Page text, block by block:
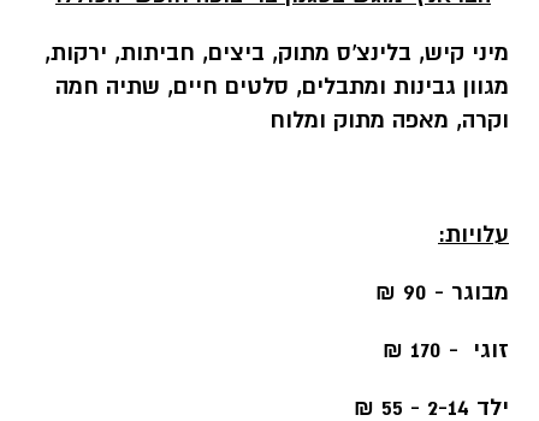
מיני קיש, בלינצ'ס מתוק, ביצים, חביתות, ירקות,
מגוון גבינות ומתבלים, סלטים חיים, שתיה חמה
וקרה, מאפה מתוק ומלוח
עלויות:
מבוגר - 90 ₪
זוגי - 170 ₪
ילד 2-14 - 55 ₪